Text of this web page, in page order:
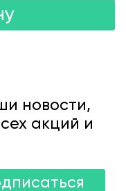
новости,
акций и